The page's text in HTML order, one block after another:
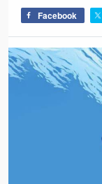
Facebook